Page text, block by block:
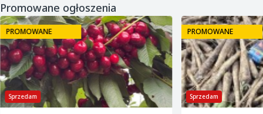
Promowane ogłoszenia
Sprzedam
PROMOWANE
Sprzedam
PROMOWANE